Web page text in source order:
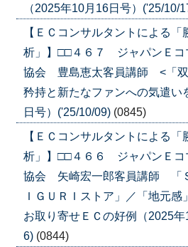
（2025年10月16日号）('25/10/
【ＥＣコンサルタントによる
析」】□□４６７ ジャパンＥコ
協会 豊島恵太客員講師 <「双
矜持と新たなファンへの気遣い
日号）('25/10/09) (0845)
【ＥＣコンサルタントによる
析」】□□４６６ ジャパンＥコ
協会 矢崎宏一郎客員講師 「
ＩＧＵＲＩストア」／「地元感
お取り寄せＥＣの好例（2025
6) (0844)